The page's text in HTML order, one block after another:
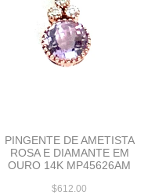
PINGENTE DE AMETISTA
ROSA E DIAMANTE EM
OURO 14K MP45626AM
$612.00